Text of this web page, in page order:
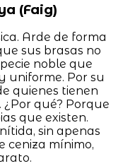
(Faig)
Arde de forma
sus brasas no
noble que
uniforme. Por su
quienes tienen
qué? Porque
que existen.
sin apenas
ceniza mínimo,